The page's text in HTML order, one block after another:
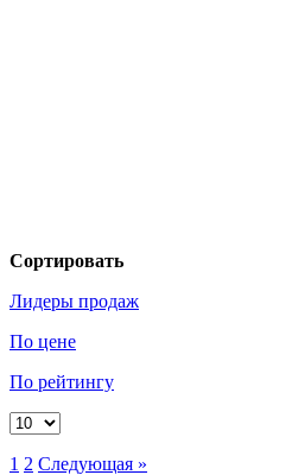
Сортировать
Лидеры продаж
По цене
По рейтингу
1 2 Следующая »